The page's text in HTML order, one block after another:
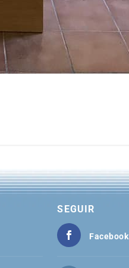
SEGUIR
Facebook